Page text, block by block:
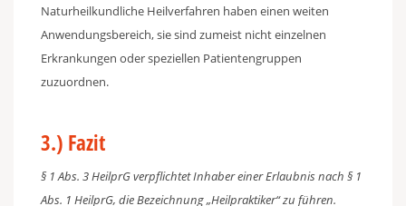
Naturheilkundliche Heilverfahren haben einen weiten
Anwendungsbereich, sie sind zumeist nicht einzelnen
Erkrankungen oder speziellen Patientengruppen
zuzuordnen.
3.) Fazit
§ 1 Abs. 3 HeilprG verpflichtet Inhaber einer Erlaubnis nach § 1
Abs. 1 HeilprG, die Bezeichnung „Heilpraktiker“ zu führen.